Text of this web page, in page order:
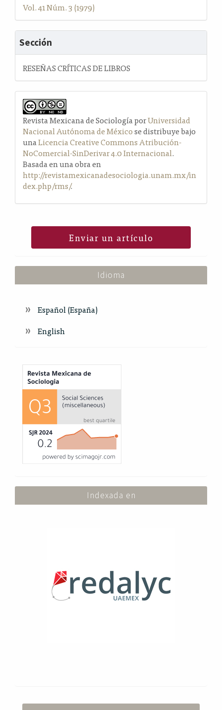
Vol. 41 Núm. 3 (1979)
Sección
RESEÑAS CRÍTICAS DE LIBROS
Revista Mexicana de Sociología porUniversidad
Nacional Autónoma de Méxicose distribuye bajo
unaLicencia Creative Commons Atribución-
NoComercial-SinDerivar 4.0 Internacional.
Basada en una obra en
http://revistamexicanadesociologia.unam.mx/in
dex.php/rms/.
Enviar un artículo
Idioma
Español (España)
English
Index
Indexada en